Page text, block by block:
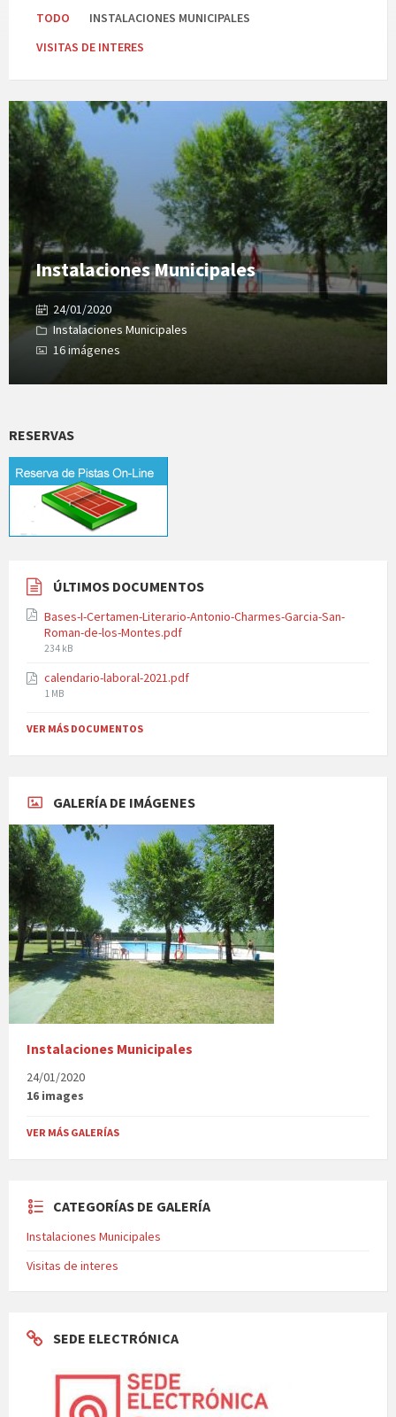
TODO
INSTALACIONES MUNICIPALES
VISITAS DE INTERES
Instalaciones Municipales
24/01/2020
Instalaciones Municipales
16 imágenes
Open
Gallery
RESERVAS
ÚLTIMOS DOCUMENTOS
Bases-I-Certamen-Literario-Antonio-Charmes-Garcia-San-
Roman-de-los-Montes.pdf
File
234 kB
calendario-laboral-2021.pdf
File
1 MB
VER MÁS DOCUMENTOS
GALERÍA DE IMÁGENES
Instalaciones Municipales
24/01/2020
16 images
VER MÁS GALERÍAS
CATEGORÍAS DE GALERÍA
Instalaciones Municipales
Visitas de interes
SEDE ELECTRÓNICA